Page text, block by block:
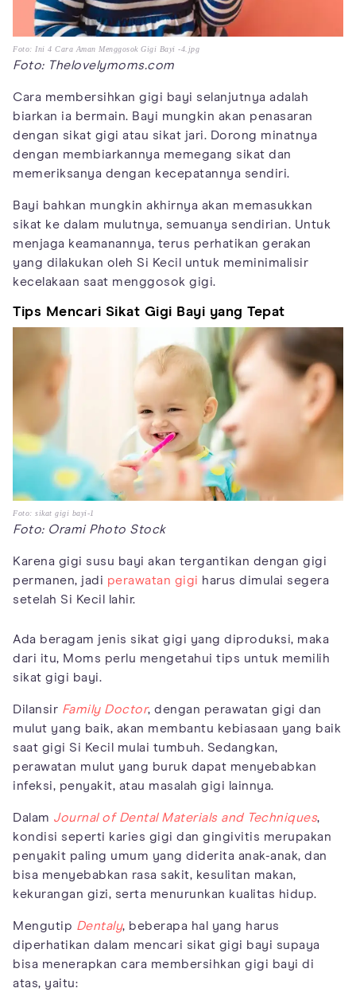
Foto: Ini 4 Cara Aman Menggosok Gigi Bayi -4.jpg
Foto: Thelovelymoms.com
Cara membersihkan gigi bayi selanjutnya adalah
biarkan ia bermain. Bayi mungkin akan penasaran
dengan sikat gigi atau sikat jari. Dorong minatnya
dengan membiarkannya memegang sikat dan
memeriksanya dengan kecepatannya sendiri.
Bayi bahkan mungkin akhirnya akan memasukkan
sikat ke dalam mulutnya, semuanya sendirian. Untuk
menjaga keamanannya, terus perhatikan gerakan
yang dilakukan oleh Si Kecil untuk meminimalisir
kecelakaan saat menggosok gigi.
Tips Mencari Sikat Gigi Bayi yang Tepat
Foto: sikat gigi bayi-1
Foto: Orami Photo Stock
Karena gigi susu bayi akan tergantikan dengan gigi
permanen, jadi perawatan gigi harus dimulai segera
setelah Si Kecil lahir.
Ada beragam jenis sikat gigi yang diproduksi, maka
dari itu, Moms perlu mengetahui tips untuk memilih
sikat gigi bayi.
Dilansir Family Doctor, dengan perawatan gigi dan
mulut yang baik, akan membantu kebiasaan yang baik
saat gigi Si Kecil mulai tumbuh. Sedangkan,
perawatan mulut yang buruk dapat menyebabkan
infeksi, penyakit, atau masalah gigi lainnya.
Dalam Journal of Dental Materials and Techniques,
kondisi seperti karies gigi dan gingivitis merupakan
penyakit paling umum yang diderita anak-anak, dan
bisa menyebabkan rasa sakit, kesulitan makan,
kekurangan gizi, serta menurunkan kualitas hidup.
Mengutip Dentaly, beberapa hal yang harus
diperhatikan dalam mencari sikat gigi bayi supaya
bisa menerapkan cara membersihkan gigi bayi di
atas, yaitu: